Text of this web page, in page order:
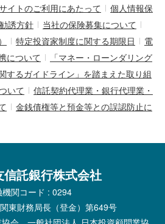
イトのご利用にあたって
個人情報保
勧誘方針
当社の保険募集について
特定投資家制度に関する期限日
電
について
「マネー・ローンダリング
するガイドライン」を踏まえた取り組
いて
信託契約代理業・銀行代理業・
金銭債権等と預金等との誤認防止に
信託銀行株式会社
機関コード : 0294
東財務局長（登金）第649号